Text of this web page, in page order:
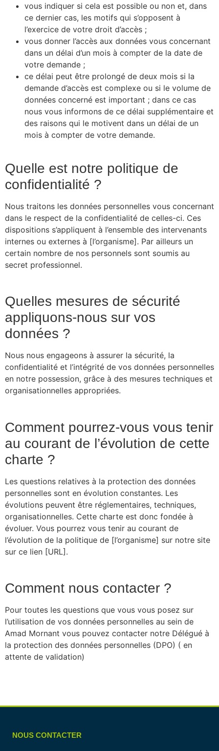
vous indiquer si cela est possible ou non et, dans
ce dernier cas, les motifs qui s’opposent à
l’exercice de votre droit d’accès ;
vous donner l’accès aux données vous concernant
dans un délai d’un mois à compter de la date de
votre demande ;
ce délai peut être prolongé de deux mois si la
demande d’accès est complexe ou si le volume de
données concerné est important ; dans ce cas
nous vous informons de ce délai supplémentaire et
des raisons qui le motivent dans un délai de un
mois à compter de votre demande.
Quelle est notre politique de
confidentialité ?
Nous traitons les données personnelles vous concernant
dans le respect de la confidentialité de celles-ci. Ces
dispositions s’appliquent à l’ensemble des intervenants
internes ou externes à [l’organisme]. Par ailleurs un
certain nombre de nos personnels sont soumis au
secret professionnel.
Quelles mesures de sécurité
appliquons-nous sur vos
données ?
Nous nous engageons à assurer la sécurité, la
confidentialité et l’intégrité de vos données personnelles
en notre possession, grâce à des mesures techniques et
organisationnelles appropriées.
Comment pourrez-vous vous tenir
au courant de l’évolution de cette
charte ?
Les questions relatives à la protection des données
personnelles sont en évolution constantes. Les
évolutions peuvent être réglementaires, techniques,
organisationnelles. Cette charte est donc fondée à
évoluer. Vous pourrez vous tenir au courant de
l’évolution de la politique de [l’organisme] sur notre site
sur ce lien [URL].
Comment nous contacter ?
Pour toutes les questions que vous vous posez sur
l’utilisation de vos données personnelles au sein de
Amad Mornant vous pouvez contacter notre Délégué à
la protection des données personnelles (DPO) ( en
attente de validation)
NOUS CONTACTER